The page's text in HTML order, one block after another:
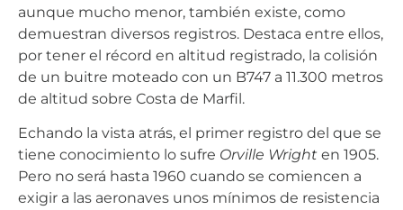
aunque mucho menor, también existe, como
demuestran diversos registros. Destaca entre ellos,
por tener el récord en altitud registrado, la colisión
de un buitre moteado con un B747 a 11.300 metros
de altitud sobre Costa de Marfil.
Echando la vista atrás, el primer registro del que se
tiene conocimiento lo sufre Orville Wright en 1905.
Pero no será hasta 1960 cuando se comiencen a
exigir a las aeronaves unos mínimos de resistencia